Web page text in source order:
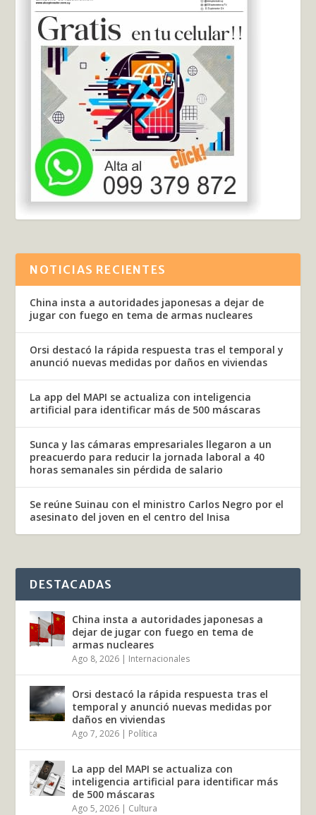
NOTICIAS RECIENTES
China insta a autoridades japonesas a dejar de
jugar con fuego en tema de armas nucleares
Orsi destacó la rápida respuesta tras el temporal y
anunció nuevas medidas por daños en viviendas
La app del MAPI se actualiza con inteligencia
artificial para identificar más de 500 máscaras
Sunca y las cámaras empresariales llegaron a un
preacuerdo para reducir la jornada laboral a 40
horas semanales sin pérdida de salario
Se reúne Suinau con el ministro Carlos Negro por el
asesinato del joven en el centro del Inisa
DESTACADAS
China insta a autoridades japonesas a
dejar de jugar con fuego en tema de
armas nucleares
Ago 8, 2026 | Internacionales
Orsi destacó la rápida respuesta tras el
temporal y anunció nuevas medidas por
daños en viviendas
Ago 7, 2026 | Política
La app del MAPI se actualiza con
inteligencia artificial para identificar más
de 500 máscaras
Ago 5, 2026 | Cultura